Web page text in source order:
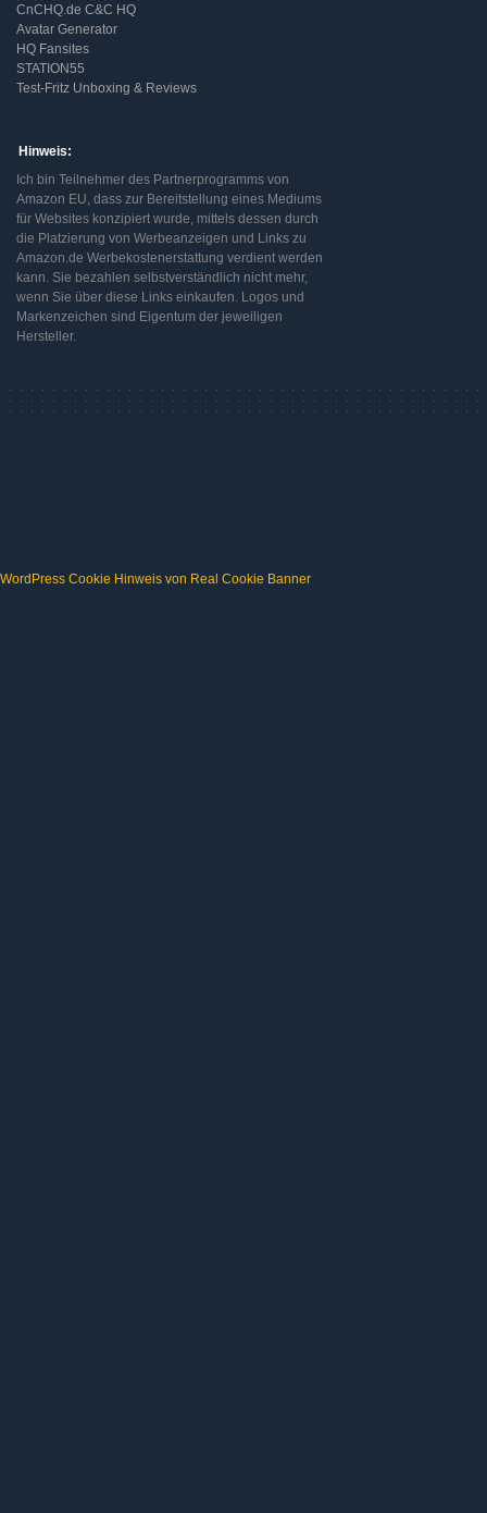
CnCHQ.de C&C HQ
Avatar Generator
HQ Fansites
STATION55
Test-Fritz Unboxing & Reviews
Hinweis:
Ich bin Teilnehmer des Partnerprogramms von
Amazon EU, dass zur Bereitstellung eines Mediums
für Websites konzipiert wurde, mittels dessen durch
die Platzierung von Werbeanzeigen und Links zu
Amazon.de Werbekostenerstattung verdient werden
kann. Sie bezahlen selbstverständlich nicht mehr,
wenn Sie über diese Links einkaufen. Logos und
Markenzeichen sind Eigentum der jeweiligen
Hersteller.
WordPress Cookie Hinweis von Real Cookie Banner